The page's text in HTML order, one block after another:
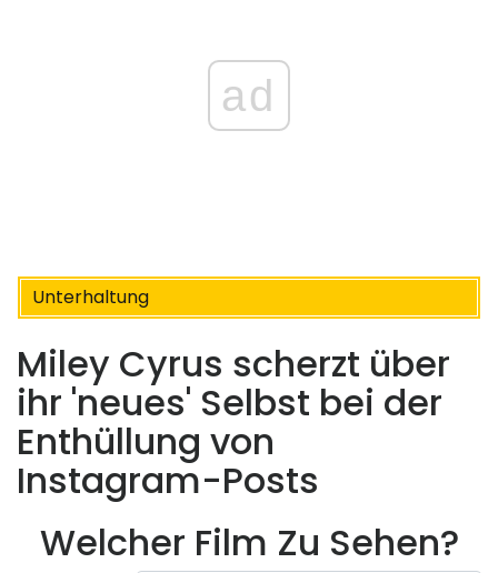
ad
Unterhaltung
Miley Cyrus scherzt über
ihr 'neues' Selbst bei der
Enthüllung von
Instagram-Posts
Welcher Film Zu Sehen?